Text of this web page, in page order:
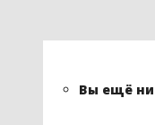
Вы ещё